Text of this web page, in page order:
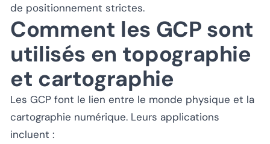
de positionnement strictes.
Comment les GCP sont
utilisés en topographie
et cartographie
Les GCP font le lien entre le monde physique et la
cartographie numérique. Leurs applications
incluent :